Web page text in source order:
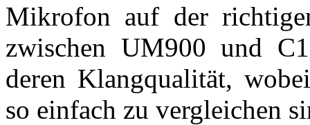
Mikrofon auf der
zwischen UM900 und
deren Klangqualität,
so einfach zu vergleichen